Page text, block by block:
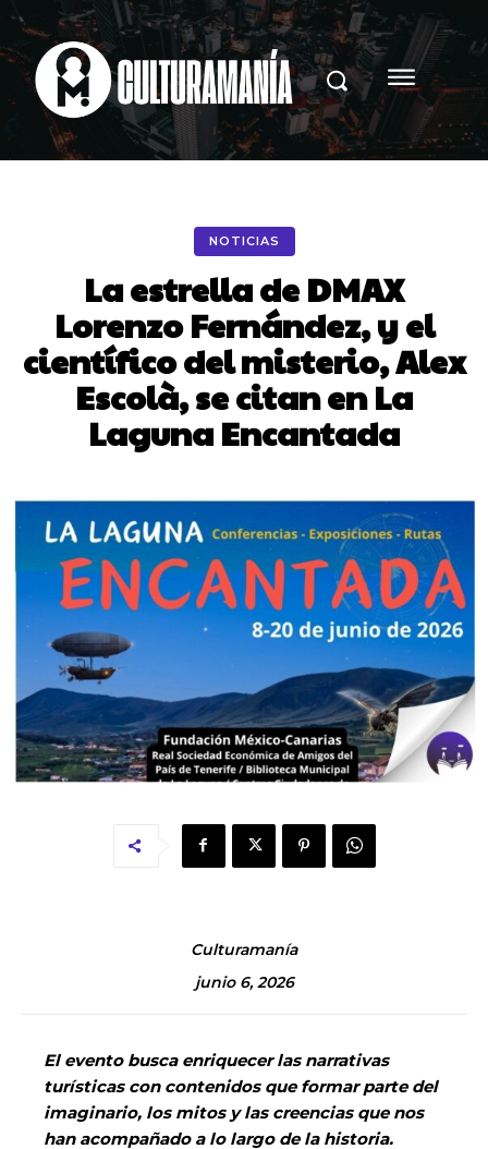
NOTICIAS
La estrella de DMAX
Lorenzo Fernández, y el
científico del misterio, Alex
Escolà, se citan en La
Laguna Encantada
Culturamanía
junio 6, 2026
El evento busca enriquecer las narrativas
turísticas con contenidos que formar parte del
imaginario, los mitos y las creencias que nos
han acompañado a lo largo de la historia.